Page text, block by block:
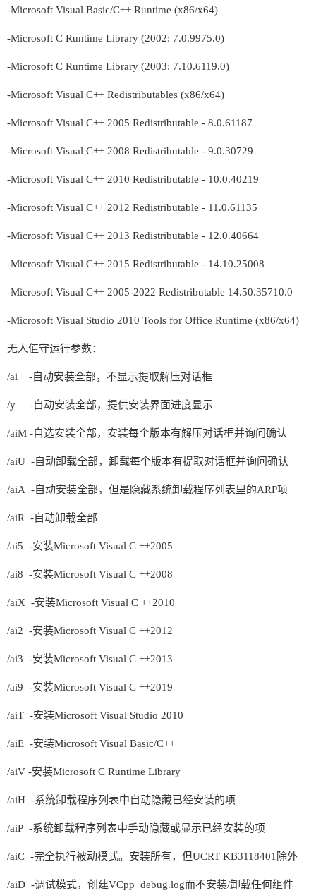
-Microsoft Visual Basic/C++ Runtime (x86/x64)
-Microsoft C Runtime Library (2002: 7.0.9975.0)
-Microsoft C Runtime Library (2003: 7.10.6119.0)
-Microsoft Visual C++ Redistributables (x86/x64)
-Microsoft Visual C++ 2005 Redistributable - 8.0.61187
-Microsoft Visual C++ 2008 Redistributable - 9.0.30729
-Microsoft Visual C++ 2010 Redistributable - 10.0.40219
-Microsoft Visual C++ 2012 Redistributable - 11.0.61135
-Microsoft Visual C++ 2013 Redistributable - 12.0.40664
-Microsoft Visual C++ 2015 Redistributable - 14.10.25008
-Microsoft Visual C++ 2005-2022 Redistributable 14.50.35710.0
-Microsoft Visual Studio 2010 Tools for Office Runtime (x86/x64)
无人值守运行参数：
/ai -自动安装全部，不显示提取解压对话框
/y -自动安装全部，提供安装界面进度显示
/aiM -自选安装全部，安装每个版本有解压对话框并询问确认
/aiU -自动卸载全部，卸载每个版本有提取对话框并询问确认
/aiA -自动安装全部，但是隐藏系统卸载程序列表里的ARP项
/aiR -自动卸载全部
/ai5 -安装Microsoft Visual C ++2005
/ai8 -安装Microsoft Visual C ++2008
/aiX -安装Microsoft Visual C ++2010
/ai2 -安装Microsoft Visual C ++2012
/ai3 -安装Microsoft Visual C ++2013
/ai9 -安装Microsoft Visual C ++2019
/aiT -安装Microsoft Visual Studio 2010
/aiE -安装Microsoft Visual Basic/C++
/aiV -安装Microsoft C Runtime Library
/aiH -系统卸载程序列表中自动隐藏已经安装的项
/aiP -系统卸载程序列表中手动隐藏或显示已经安装的项
/aiC -完全执行被动模式。安装所有，但UCRT KB3118401除外
/aiD -调试模式，创建VCpp_debug.log而不安装/卸载任何组件